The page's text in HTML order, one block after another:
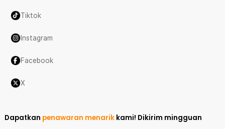
Tiktok
Instagram
Facebook
X
Dapatkan penawaran menarik kami! Dikirim mingguan